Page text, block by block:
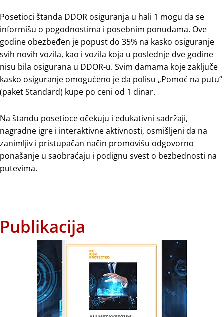
Posetioci štanda DDOR osiguranja u hali 1 mogu da se
informišu o pogodnostima i posebnim ponudama. Ove
godine obezbeđen je popust do 35% na kasko osiguranje
svih novih vozila, kao i vozila koja u poslednje dve godine
nisu bila osigurana u DDOR-u. Svim damama koje zaključe
kasko osiguranje omogućeno je da polisu „Pomoć na putu“
(paket Standard) kupe po ceni od 1 dinar.
Na štandu posetioce očekuju i edukativni sadržaji,
nagradne igre i interaktivne aktivnosti, osmišljeni da na
zanimljiv i pristupačan način promovišu odgovorno
ponašanje u saobraćaju i podignu svest o bezbednosti na
putevima.
Publikacija